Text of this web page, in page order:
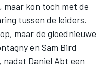
maar kon toch met de
tussen de leiders.
maar de gloednieuwe
en Sam Bird
Daniel Abt een